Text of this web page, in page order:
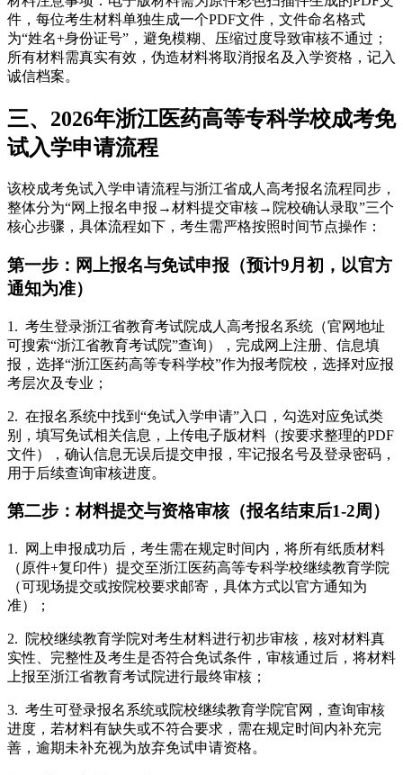
件，每位考生材料单独生成一个PDF文件，文件命名格式
为“姓名+身份证号”，避免模糊、压缩过度导致审核不通过；
所有材料需真实有效，伪造材料将取消报名及入学资格，记入
诚信档案。
三、2026年浙江医药高等专科学校成考免
试入学申请流程
该校成考免试入学申请流程与浙江省成人高考报名流程同步，
整体分为“网上报名申报→材料提交审核→院校确认录取”三个
核心步骤，具体流程如下，考生需严格按照时间节点操作：
第一步：网上报名与免试申报（预计9月初，以官方
通知为准）
1. 考生登录浙江省教育考试院成人高考报名系统（官网地址
可搜索“浙江省教育考试院”查询），完成网上注册、信息填
报，选择“浙江医药高等专科学校”作为报考院校，选择对应报
考层次及专业；
2. 在报名系统中找到“免试入学申请”入口，勾选对应免试类
别，填写免试相关信息，上传电子版材料（按要求整理的PDF
文件），确认信息无误后提交申报，牢记报名号及登录密码，
用于后续查询审核进度。
第二步：材料提交与资格审核（报名结束后1-2周）
1. 网上申报成功后，考生需在规定时间内，将所有纸质材料
（原件+复印件）提交至浙江医药高等专科学校继续教育学院
（可现场提交或按院校要求邮寄，具体方式以官方通知为
准）；
2. 院校继续教育学院对考生材料进行初步审核，核对材料真
实性、完整性及考生是否符合免试条件，审核通过后，将材料
上报至浙江省教育考试院进行最终审核；
3. 考生可登录报名系统或院校继续教育学院官网，查询审核
进度，若材料有缺失或不符合要求，需在规定时间内补充完
善，逾期未补充视为放弃免试申请资格。